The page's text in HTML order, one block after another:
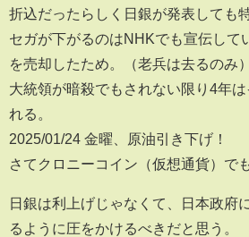
折込だったらしく日銀が発表しても
セガが下がるのはNHKでも宣伝して
を売却したため。（老兵は去るのみ）
大統領が暗殺でもされない限り4年
れる。
2025/01/24 金曜、原油引き下げ！
さてクロニーコイン（仮想通貨）で
日銀は利上げじゃなくて、日本政府
るように圧をかけるべきだと思う。